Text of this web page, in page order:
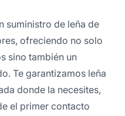
suministro de leña de
ofreciendo no solo
sino también un
Te garantizamos leña
donde la necesites,
el primer contacto